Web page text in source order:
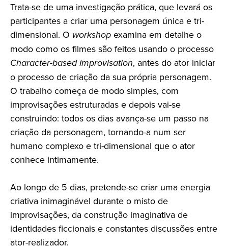
Trata-se de uma investigação prática, que levará os
participantes a criar uma personagem única e tri-
dimensional. O workshop examina em detalhe o
modo como os filmes são feitos usando o processo
Character-based Improvisation, antes do ator iniciar
o processo de criação da sua própria personagem.
O trabalho começa de modo simples, com
improvisações estruturadas e depois vai-se
construindo: todos os dias avança-se um passo na
criação da personagem, tornando-a num ser
humano complexo e tri-dimensional que o ator
conhece intimamente.
Ao longo de 5 dias, pretende-se criar uma energia
criativa inimaginável durante o misto de
improvisações, da construção imaginativa de
identidades ficcionais e constantes discussões entre
ator-realizador.